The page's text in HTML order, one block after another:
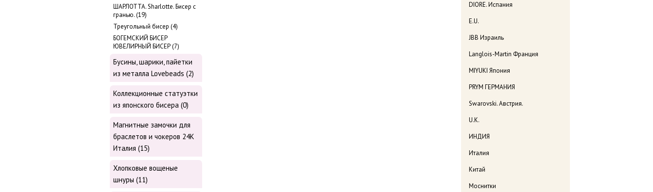
DIORE. Испания
E.U.
JBB Израиль
Langlois-Martin Франция
MIYUKI Япония
PRYM ГЕРМАНИЯ
Swarovski. Австрия.
U.K.
ИНДИЯ
Италия
Китай
Моснитки
ШАРЛОТТА. Sharlotte. Бисер с
гранью. (19)
Треугольный бисер (4)
БОГЕМСКИЙ БИСЕР
ЮВЕЛИРНЫЙ БИСЕР (7)
Бусины, шарики, пайетки
из металла Lovebeads (2)
Коллекционные статуэтки
из японского бисера (0)
Магнитные замочки для
браслетов и чокеров 24К
Италия (15)
Хлопковые вощеные
шнуры (11)